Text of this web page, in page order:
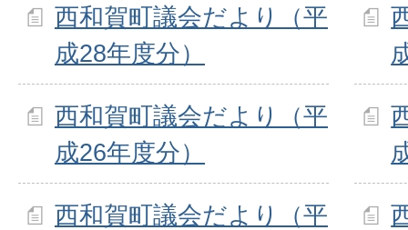
西和賀町議会だより（平
成28年度分）
西和賀町議会だより（平
成26年度分）
西和賀町議会だより（平